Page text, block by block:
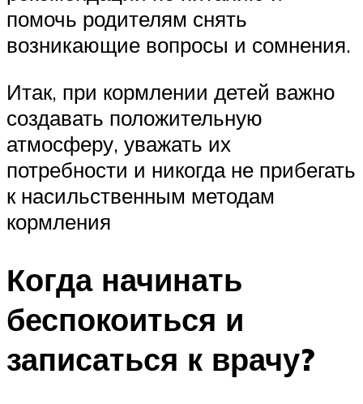
помочь родителям снять
возникающие вопросы и сомнения.
Итак, при кормлении детей важно
создавать положительную
атмосферу, уважать их
потребности и никогда не прибегать
к насильственным методам
кормления
Когда начинать
беспокоиться и
записаться к врачу?